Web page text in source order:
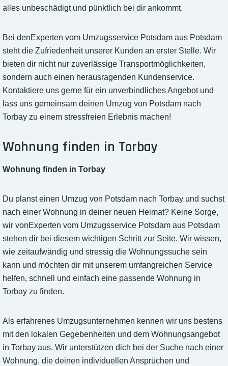
alles unbeschädigt und pünktlich bei dir ankommt.
Bei denExperten vom Umzugsservice Potsdam aus Potsdam
steht die Zufriedenheit unserer Kunden an erster Stelle. Wir
bieten dir nicht nur zuverlässige Transportmöglichkeiten,
sondern auch einen herausragenden Kundenservice.
Kontaktiere uns gerne für ein unverbindliches Angebot und
lass uns gemeinsam deinen Umzug von Potsdam nach
Torbay zu einem stressfreien Erlebnis machen!
Wohnung finden in Torbay
Wohnung finden in Torbay
Du planst einen Umzug von Potsdam nach Torbay und suchst
nach einer Wohnung in deiner neuen Heimat? Keine Sorge,
wir vonExperten vom Umzugsservice Potsdam aus Potsdam
stehen dir bei diesem wichtigen Schritt zur Seite. Wir wissen,
wie zeitaufwändig und stressig die Wohnungssuche sein
kann und möchten dir mit unserem umfangreichen Service
helfen, schnell und einfach eine passende Wohnung in
Torbay zu finden.
Als erfahrenes Umzugsunternehmen kennen wir uns bestens
mit den lokalen Gegebenheiten und dem Wohnungsangebot
in Torbay aus. Wir unterstützen dich bei der Suche nach einer
Wohnung, die deinen individuellen Ansprüchen und